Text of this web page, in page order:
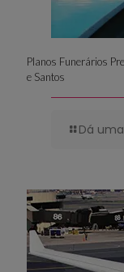
Planos Funerários
e Santos
Dá